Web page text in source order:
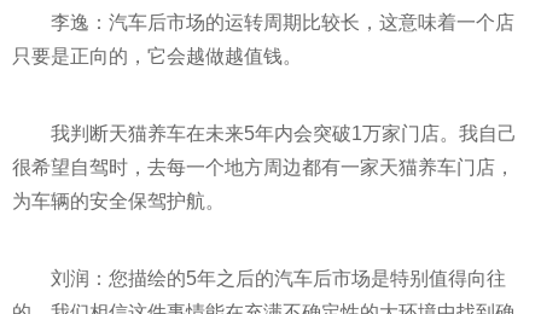
李逸：汽车后市场的运转周期比较长，这意味着一个店
只要是正向的，它会越做越值钱。
我判断天猫养车在未来5年内会突破1万家门店。我自己
很希望自驾时，去每一个地方周边都有一家天猫养车门店，
为车辆的安全保驾护航。
刘润：您描绘的5年之后的汽车后市场是特别值得向往